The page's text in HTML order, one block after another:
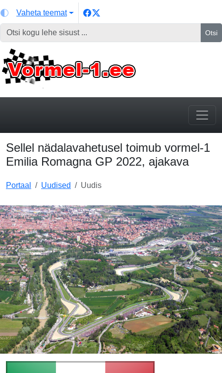
Vaheta teemat
Otsi
Sellel nädalavahetusel toimub vormel-1
Emilia Romagna GP 2022, ajakava
Portaal Uudised Uudis